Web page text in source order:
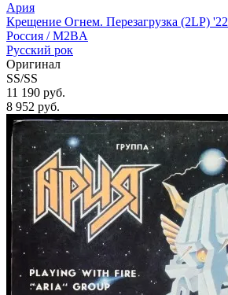
Ария
Крещение Огнем. Перезагрузка (2LP) '22
Россия /M2BA
Русский рок
Оригинал
SS/SS
11 190 руб.
8 952 руб.